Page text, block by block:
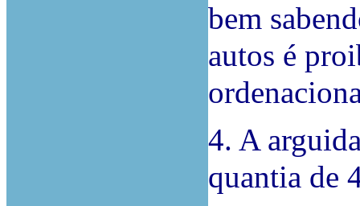
bem
autos é
4. A
quantia de